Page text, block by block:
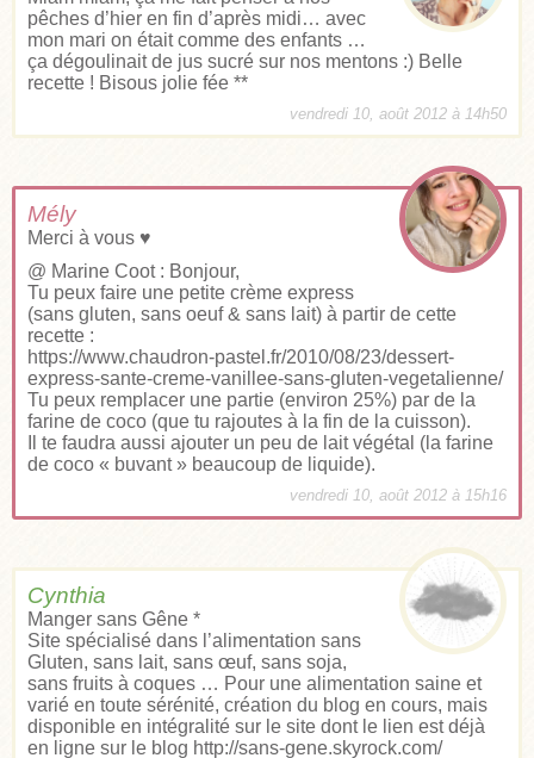
pêches d’hier en fin d’après midi… avec
mon mari on était comme des enfants …
ça dégoulinait de jus sucré sur nos mentons :) Belle
recette ! Bisous jolie fée **
vendredi 10, août 2012 à 14h50
Mély
Merci à vous ♥
@ Marine Coot : Bonjour,
Tu peux faire une petite crème express
(sans gluten, sans oeuf & sans lait) à partir de cette
recette :
https://www.chaudron-pastel.fr/2010/08/23/dessert-
express-sante-creme-vanillee-sans-gluten-vegetalienne/
Tu peux remplacer une partie (environ 25%) par de la
farine de coco (que tu rajoutes à la fin de la cuisson).
Il te faudra aussi ajouter un peu de lait végétal (la farine
de coco « buvant » beaucoup de liquide).
vendredi 10, août 2012 à 15h16
Cynthia
Manger sans Gêne *
Site spécialisé dans l’alimentation sans
Gluten, sans lait, sans œuf, sans soja,
sans fruits à coques … Pour une alimentation saine et
varié en toute sérénité, création du blog en cours, mais
disponible en intégralité sur le site dont le lien est déjà
en ligne sur le blog http://sans-gene.skyrock.com/